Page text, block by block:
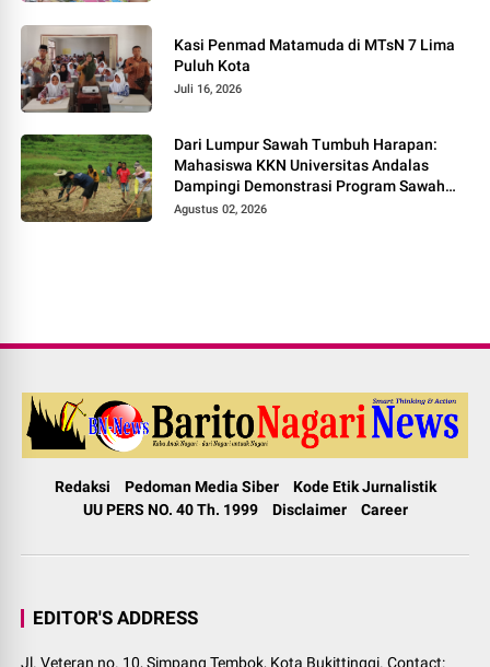
Kasi Penmad Matamuda di MTsN 7 Lima
Puluh Kota
Juli 16, 2026
Dari Lumpur Sawah Tumbuh Harapan:
Mahasiswa KKN Universitas Andalas
Dampingi Demonstrasi Program Sawah
Pokok Murah di Jorong Bayua
Agustus 02, 2026
Redaksi Pedoman Media Siber
Kode Etik Jurnalistik
UU PERS NO. 40 Th. 1999
Disclaimer Career
EDITOR'S ADDRESS
Jl. Veteran no. 10, Simpang Tembok, Kota Bukittinggi. Contact: